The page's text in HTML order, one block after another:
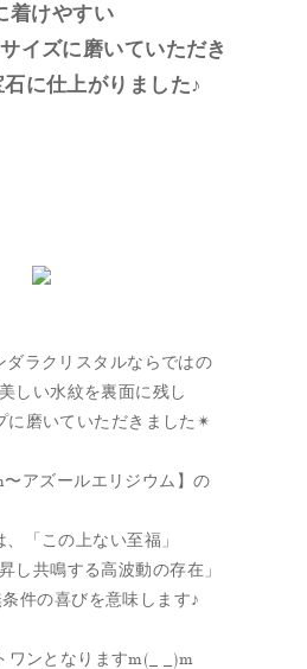
着けやすい
イズに磨いていただき
に仕上がりました♪
ダラクリスタルならではの
しい水紋を裏面に残し
に磨いていただきました✴︎
〜アズールエリジウム】の
「この上ない至福」
し共鳴する高波動の存在」
件の喜びを意味します♪
ワンとなりますm(_ _)m